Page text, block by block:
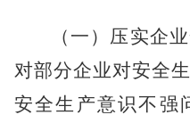
（一）压实企
对部分企业对安全
安全生产意识不强